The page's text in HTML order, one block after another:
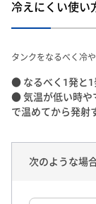
冷えにくい使い
タンクをなるべく冷
● なるべく1発と1
● 気温が低い時や
で温めてから発射
次のような場